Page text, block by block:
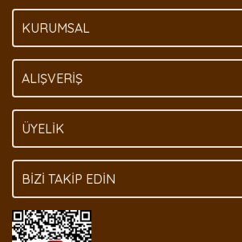
KURUMSAL
ALIŞVERİŞ
ÜYELİK
BİZİ TAKİP EDİN